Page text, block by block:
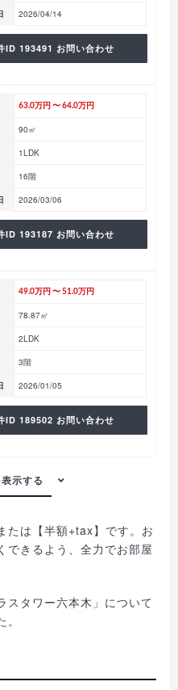
2026/04/14
ID 193491 お問い合わせ
63.0万円 〜 64.0万円
90㎡
1LDK
16階
2026/03/06
ID 193187 お問い合わせ
49.0万円 〜 51.0万円
78.87㎡
2LDK
3階
2026/01/05
ID 189502 お問い合わせ
たは【半額+tax】です。お
できるよう、全力でお部屋
スタワー六本木」について